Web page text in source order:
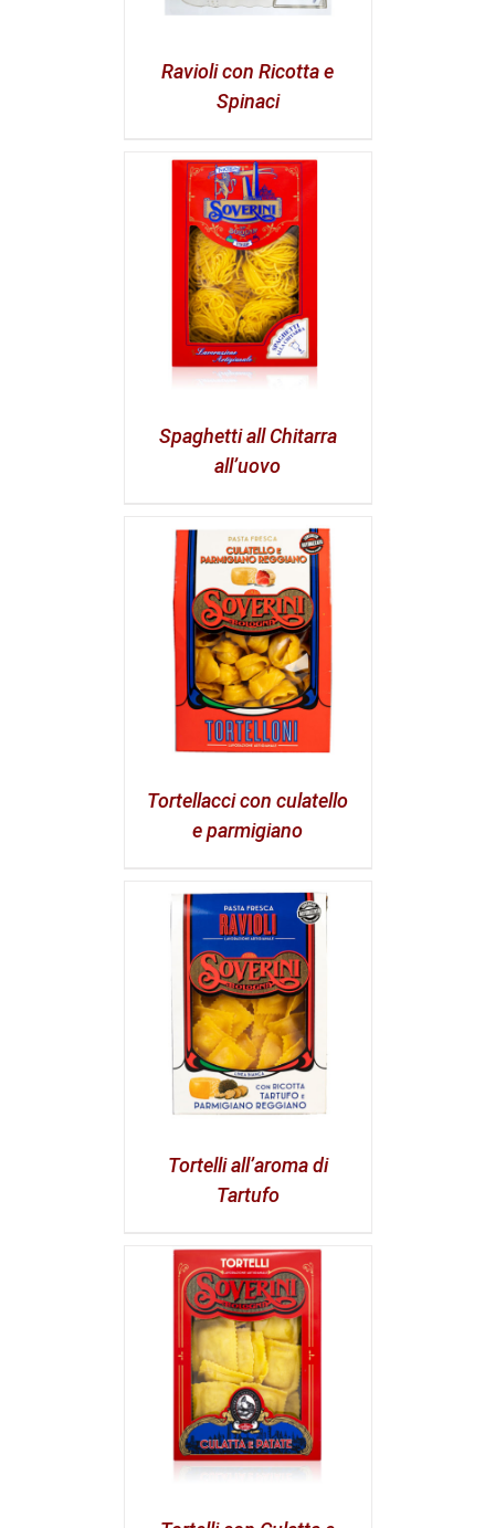
Ravioli con Ricotta e
Spinaci
Spaghetti all Chitarra
all’uovo
Tortellacci con culatello
e parmigiano
Tortelli all’aroma di
Tartufo